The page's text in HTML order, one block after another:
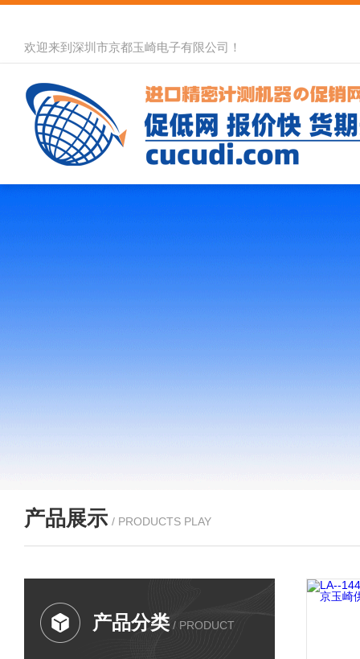
欢迎来到深圳市京都玉崎电子有限公司！
产品展示 / PRODUCTS PLAY
产品分类 / PRODUCT